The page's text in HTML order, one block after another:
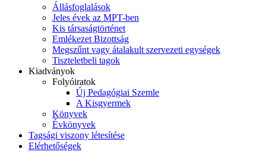
Állásfoglalások
Jeles évek az MPT-ben
Kis társaságtörténet
Emlékezet Bizottság
Megszűnt vagy átalakult szervezeti egységek
Tiszteletbeli tagok
Kiadványok
Folyóiratok
Új Pedagógiai Szemle
A Kisgyermek
Könyvek
Évkönyvek
Tagsági viszony létesítése
Elérhetőségek